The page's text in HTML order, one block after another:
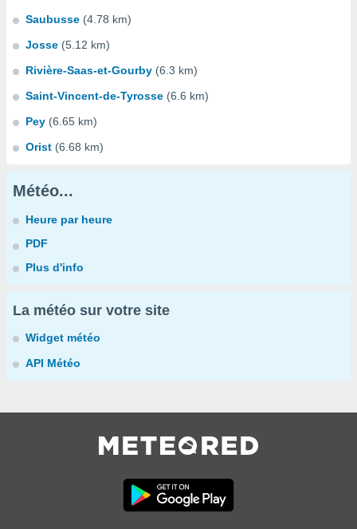
Saubusse (4.78 km)
Josse (5.12 km)
Rivière-Saas-et-Gourby (6.3 km)
Saint-Vincent-de-Tyrosse (6.6 km)
Pey (6.65 km)
Orist (6.68 km)
Météo...
Heure par heure
PDF
Plus d'info
La météo sur votre site
Widget météo
API Météo